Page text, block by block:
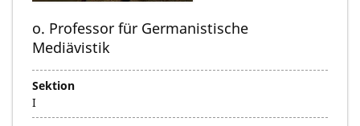
o. Professor für Germanistische
Mediävistik
Sektion
I